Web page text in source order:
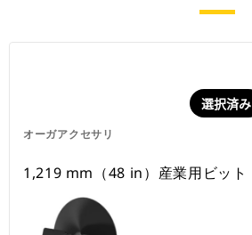
オーガアクセサリ
選択済み
1,219 mm（48 in）産業用ビット